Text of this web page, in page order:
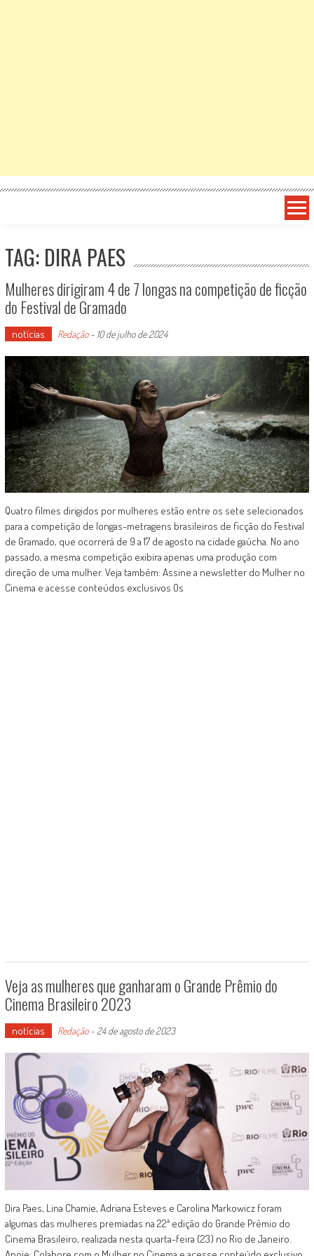
TAG: DIRA PAES
Mulheres dirigiram 4 de 7 longas na competição de ficção
do Festival de Gramado
notícias Redação- 10 de julho de 2024
Quatro filmes dirigidos por mulheres estão entre os sete selecionados
para a competição de longas-metragens brasileiros de ficção do Festival
de Gramado, que ocorrerá de 9 a 17 de agosto na cidade gaúcha. No ano
passado, a mesma competição exibira apenas uma produção com
direção de uma mulher. Veja também: Assine a newsletter do Mulher no
Cinema e acesse conteúdos exclusivos Os
Veja as mulheres que ganharam o Grande Prêmio do
Cinema Brasileiro 2023
notícias Redação-24 de agosto de 2023
Dira Paes, Lina Chamie, Adriana Esteves e Carolina Markowicz foram
algumas das mulheres premiadas na 22ª edição do Grande Prêmio do
Cinema Brasileiro, realizada nesta quarta-feira (23) no Rio de Janeiro.